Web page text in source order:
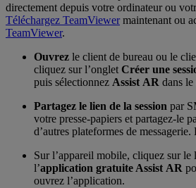
directement depuis votre ordinateur ou
Téléchargez TeamViewermaintenant ou
TeamViewer.
Ouvrez le client de bureau ou le
cliquez sur l’onglet Créer une
puis sélectionnez Assist AR dans
Partagez le lien de la session par
votre presse-papiers et partagez-le
d’autres plateformes de
Sur l’appareil mobile, cliquez sur le
l’application gratuite Assist AR
ouvrez l’application.